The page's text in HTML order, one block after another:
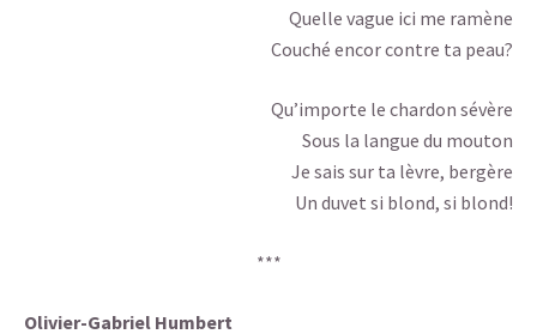
Quelle vague ici me ramène
Couché encor contre ta peau?
Qu’importe le chardon sévère
Sous la langue du mouton
Je sais sur ta lèvre, bergère
Un duvet si blond, si blond!
***
Olivier-Gabriel Humbert